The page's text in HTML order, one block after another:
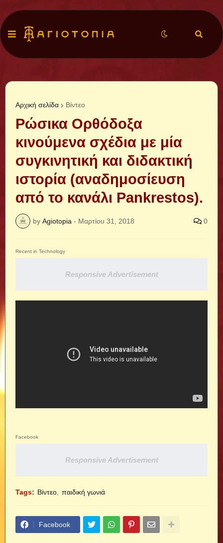
Αρχική σελίδα Βίντεο
Ρώσικα Ορθόδοξα
κινούμενα σχέδια με μία
συγκινητική και διδακτική
ιστορία (αναδημοσίευση
από το κανάλι Pankrestos).
by Agiotopia - Μαρτίου 31, 2018 0
Recent in Technology
Responsive Advertisement
Facebook
Responsive Advertisement
Tags: Βίντεο παιδική γωνιά
Facebook